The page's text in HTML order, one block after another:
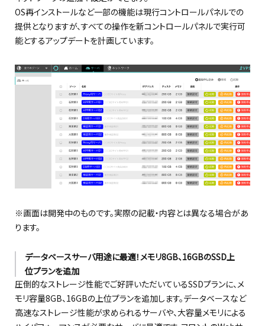
OS再インストールなど一部の機能は現行コントロールパネルでの
提供となりますが、すべての操作を新コントロールパネルで実行可
能とするアップデートを計画しています。
※画面は開発中のものです。実際の記載・内容とは異なる場合があ
ります。
データベースサーバ用途に最適！メモリ8GB、16GBのSSD上
位プランを追加
圧倒的なストレージ性能でご好評いただいているSSDプランに、メ
モリ容量8GB、16GBの上位プランを追加します。データベースなど
高速なストレージ性能が求められるサーバや、大容量メモリによる